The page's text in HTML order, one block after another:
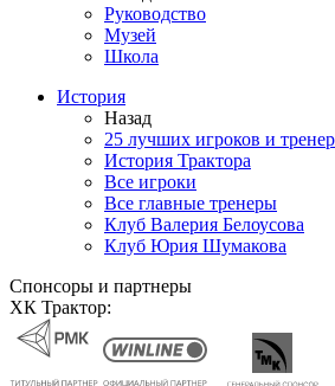
Руководство
Музей
Школа
История
Назад
25 лучших игроков и
История Трактора
Все игроки
Все главные тренеры
Клуб Валерия Белоусова
Клуб Юрия Шумакова
Спонсоры и партнеры
ХК Трактор: